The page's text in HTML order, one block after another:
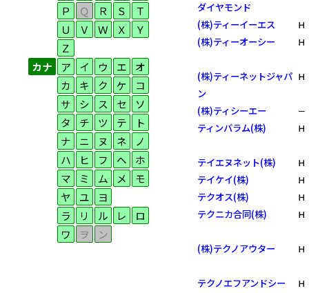
Ｐ
Ｑ Ｒ Ｓ
Ｔ
Ｕ
Ｖ Ｗ Ｘ
Ｙ
Ｚ
カナ
ア イ ウ エ
オ
カ
キ ク ケ
コ
サ
シ ス セ
ソ
タ
チ ツ テ
ト
ナ
ニ ヌ ネ
ノ
ハ
ヒ フ ヘ
ホ
マ
ミ ム メ
モ
ヤ
ユ
ヨ
ラ
リ ル レ
ロ
ワ
ヲ ン
ダイヤモンド
(株)ティーイーエス Ｈ
(株)ティーオーシー Ｈ
(株)ティーネットジャパ
ン
Ｈ
(株)ティシーエー －
ティンバラム(株) Ｈ
テイエヌネット(株) Ｈ
テイケイ(株) Ｈ
テクオス(株) Ｈ
テクニカ合同(株) Ｈ
(株)テクノアウター Ｈ
テクノエフアンドシー
Ｈ